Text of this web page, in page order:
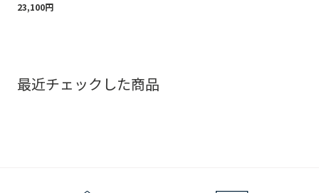
Fit
23,100円
最近チェックした商品